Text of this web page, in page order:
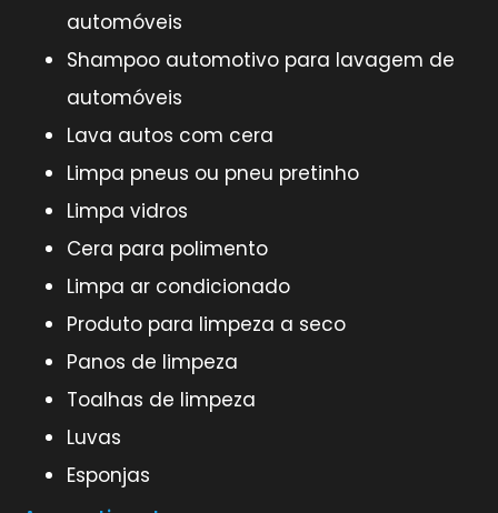
automóveis
Shampoo automotivo para lavagem de
automóveis
Lava autos com cera
Limpa pneus ou pneu pretinho
Limpa vidros
Cera para polimento
Limpa ar condicionado
Produto para limpeza a seco
Panos de limpeza
Toalhas de limpeza
Luvas
Esponjas